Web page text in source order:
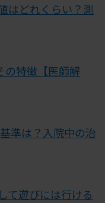
はどれくらい？測
の特徴【医師解
準は？入院中の治
て遊びには行ける